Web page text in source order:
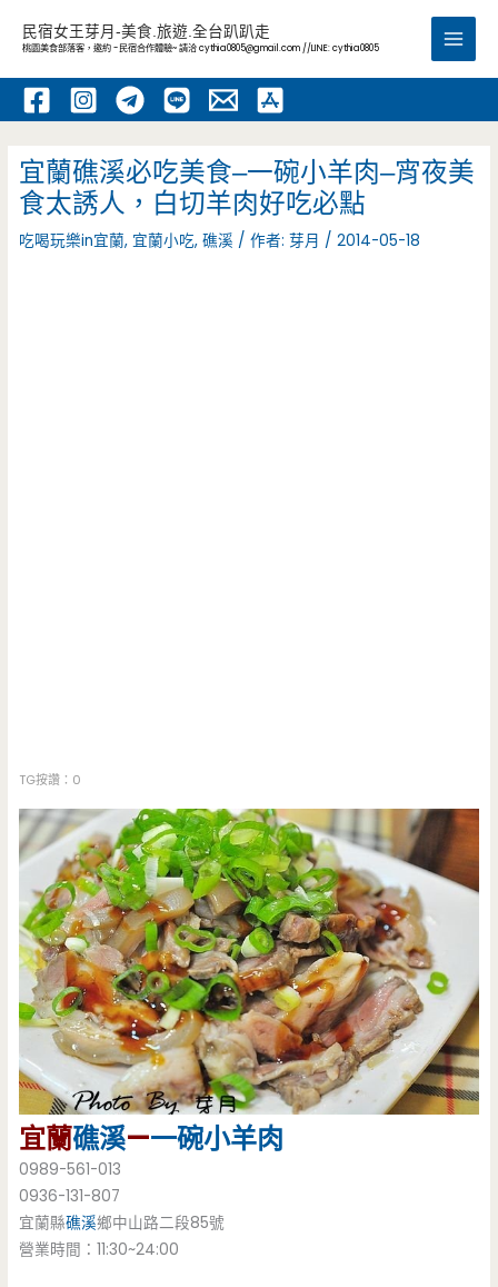
內
民宿女王芽月-美食.旅遊.全台趴趴走
桃園美食部落客，邀約 -民宿合作體驗~ 請洽cythia0805@gmail.com //LINE: cythia0805
Main
宜蘭礁溪必吃美食–一碗小羊肉–宵夜美
食太誘人，白切羊肉好吃必點
吃喝玩樂in宜蘭, 宜蘭小吃,礁溪 / 作者:芽月 /2014-05-18
TG按讚：0
宜蘭礁溪—一碗小羊肉
0989-561-013
0936-131-807
宜蘭縣礁溪鄉中山路二段85號
營業時間：11:30~24:00